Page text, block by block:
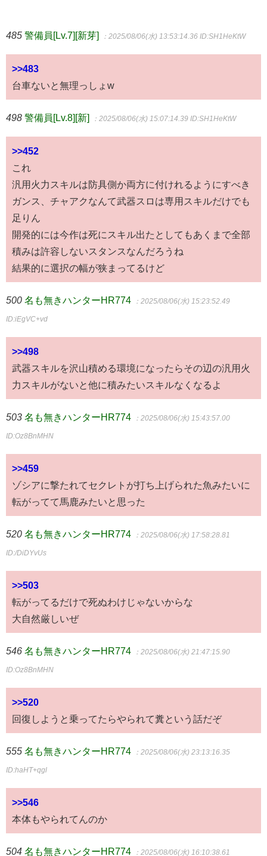
485 警備員[Lv.7][新芽] ：2025/08/06(水) 13:53:14.36 ID:SH1HeKtW
>>483
台車ないと無理っしょw
498 警備員[Lv.8][新] ：2025/08/06(水) 15:07:14.39 ID:SH1HeKtW
>>452
これ
汎用火力スキルは防具側か両方に付けれるようにすべき
ガンス、チャアクなんて武器スロは専用スキルだけでも
足りん
開発的には今作は死にスキル出たとしてもあくまで全部
積みは許容しないスタンスなんだろうね
結果的に選択の幅が狭まってるけど
500 名も無きハンターHR774 ：2025/08/06(水) 15:23:52.49
ID:iEgVC+vd
>>498
武器スキルを沢山積める環境になったらその辺の汎用火
力スキルがないと他に積みたいスキルなくなるよ
503 名も無きハンターHR774 ：2025/08/06(水) 15:43:57.00
ID:Oz8BnMHN
>>459
ゾシアに撃たれてセクレトが打ち上げられた魚みたいに
転がってて馬鹿みたいと思った
520 名も無きハンターHR774 ：2025/08/06(水) 17:58:28.81
ID:/DiDYvUs
>>503
転がってるだけで死ぬわけじゃないからな
大自然厳しいぜ
546 名も無きハンターHR774 ：2025/08/06(水) 21:47:15.90
ID:Oz8BnMHN
>>520
回復しようと乗ってたらやられて糞という話だぞ
555 名も無きハンターHR774 ：2025/08/06(水) 23:13:16.35
ID:haHT+qgl
>>546
本体もやられてんのか
504 名も無きハンターHR774 ：2025/08/06(水) 16:10:38.61